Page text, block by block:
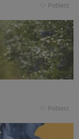
Pobierz
Pobierz